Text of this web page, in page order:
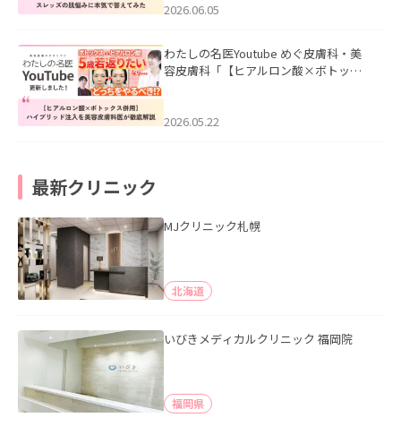
2026.06.05
わたしの名医Youtube めぐ皮膚科・美
容皮膚科「【ヒアルロン酸×ボトック
た。
2026.05.22
最新クリニック
MJクリニック札幌
北海道
いびきメディカルクリニック 福岡院
福岡県